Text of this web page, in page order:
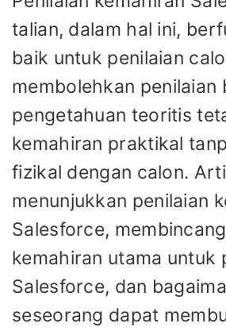
talian, dalam hal ini,
baik untuk penilaian
membolehkan penilaian
pengetahuan teoritis
kemahiran praktikal
fizikal dengan calon.
menunjukkan penilaian
Salesforce,
kemahiran utama untuk
Salesforce, dan
seseorang dapat